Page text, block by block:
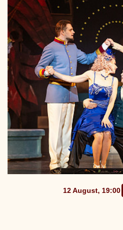
12 August, 19:00